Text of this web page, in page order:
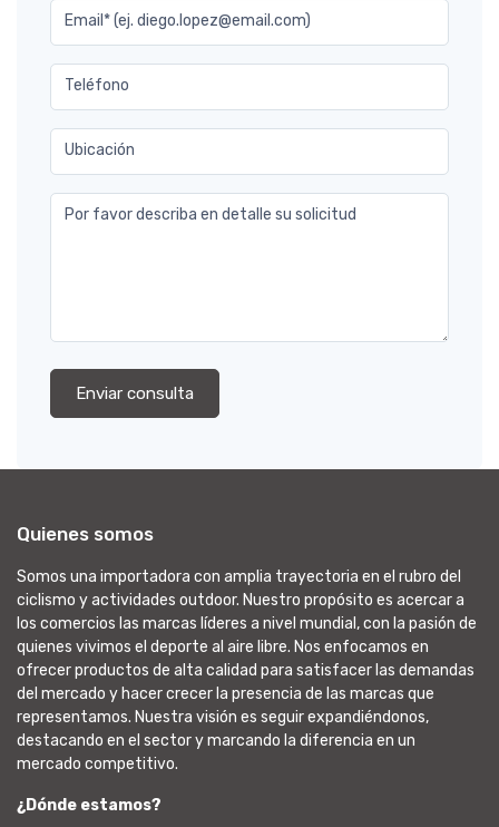
Email* (ej. diego.lopez@email.com)
Teléfono
Ubicación
Por favor describa en detalle su solicitud
Enviar consulta
Quienes somos
Somos una importadora con amplia trayectoria en el rubro del
ciclismo y actividades outdoor. Nuestro propósito es acercar a
los comercios las marcas líderes a nivel mundial, con la pasión de
quienes vivimos el deporte al aire libre. Nos enfocamos en
ofrecer productos de alta calidad para satisfacer las demandas
del mercado y hacer crecer la presencia de las marcas que
representamos. Nuestra visión es seguir expandiéndonos,
destacando en el sector y marcando la diferencia en un
mercado competitivo.
¿Dónde estamos?